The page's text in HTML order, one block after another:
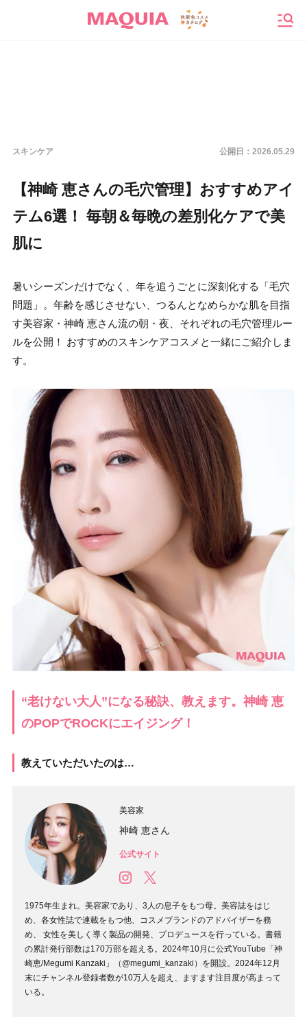
スキンケア 公開日： 2026.05.29
【神崎 恵さんの毛穴管理】おすすめアイ
テム6選！ 毎朝＆毎晩の差別化ケアで美
肌に
暑いシーズンだけでなく、年を追うごとに深刻化する「毛穴
問題」。年齢を感じさせない、つるんとなめらかな肌を目指
す美容家・神崎 恵さん流の朝・夜、それぞれの毛穴管理ルー
ルを公開！ おすすめのスキンケアコスメと一緒にご紹介しま
す。
“老けない大人”になる秘訣、教えます。神崎 恵
のPOPでROCKにエイジング！
教えていただいたのは…
美容家
神崎 恵さん
公式サイト
1975年生まれ。美容家であり、3人の息子をもつ母。美容誌をはじ
め、各女性誌で連載をもつ他、コスメブランドのアドバイザーを務
め、 女性を美しく導く製品の開発、プロデュースを行っている。書籍
の累計発行部数は170万部を超える。2024年10月に公式YouTube「神
崎恵/Megumi Kanzaki」（@megumi_kanzaki）を開設。2024年12月
末にチャンネル登録者数が10万人を超え、ますます注目度が高まって
いる。